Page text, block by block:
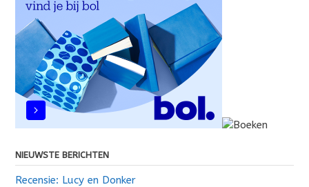
NIEUWSTE BERICHTEN
Recensie: Lucy en Donker